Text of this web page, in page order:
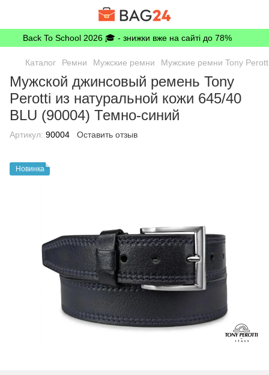
Back To School 2026 🎓 - знижки вже на сайті до 78%
Каталог Ремни Мужские ремни Мужские ремни Tony
Мужской джинсовый ремень Tony
Perotti из натуральной кожи 645/40
BLU (90004) Темно-синий
Артикул: 90004 Оставить отзыв
Новинка